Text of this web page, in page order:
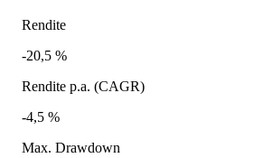
Rendite
-20,5 %
Rendite p.a. (CAGR)
-4,5 %
Max. Drawdown